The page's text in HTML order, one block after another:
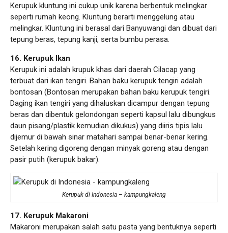
Kerupuk kluntung ini cukup unik karena berbentuk melingkar
seperti rumah keong. Kluntung berarti menggelung atau
melingkar. Kluntung ini berasal dari Banyuwangi dan dibuat dari
tepung beras, tepung kanji, serta bumbu perasa.
16. Kerupuk Ikan
Kerupuk ini adalah krupuk khas dari daerah Cilacap yang
terbuat dari ikan tengiri. Bahan baku kerupuk tengiri adalah
bontosan (Bontosan merupakan bahan baku kerupuk tengiri.
Daging ikan tengiri yang dihaluskan dicampur dengan tepung
beras dan dibentuk gelondongan seperti kapsul lalu dibungkus
daun pisang/plastik kemudian dikukus) yang diiris tipis lalu
dijemur di bawah sinar matahari sampai benar-benar kering.
Setelah kering digoreng dengan minyak goreng atau dengan
pasir putih (kerupuk bakar).
Kerupuk di Indonesia – kampungkaleng
17. Kerupuk Makaroni
Makaroni merupakan salah satu pasta yang bentuknya seperti